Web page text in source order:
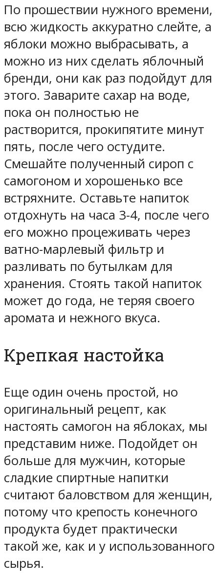
По прошествии нужного времени,
всю жидкость аккуратно слейте, а
яблоки можно выбрасывать, а
можно из них сделать яблочный
бренди, они как раз подойдут для
этого. Заварите сахар на воде,
пока он полностью не
растворится, прокипятите минут
пять, после чего остудите.
Смешайте полученный сироп с
самогоном и хорошенько все
встряхните. Оставьте напиток
отдохнуть на часа 3-4, после чего
его можно процеживать через
ватно-марлевый фильтр и
разливать по бутылкам для
хранения. Стоять такой напиток
может до года, не теряя своего
аромата и нежного вкуса.
Крепкая настойка
Еще один очень простой, но
оригинальный рецепт, как
настоять самогон на яблоках, мы
представим ниже. Подойдет он
больше для мужчин, которые
сладкие спиртные напитки
считают баловством для женщин,
потому что крепость конечного
продукта будет практически
такой же, как и у использованного
сырья.